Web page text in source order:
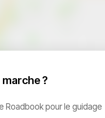
?
Roadbook pour le guidage